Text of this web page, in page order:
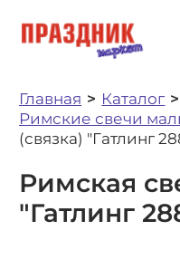
Главная Каталог
Римские свечи
(связка) "Гатлинг
Римская
"Гатлинг